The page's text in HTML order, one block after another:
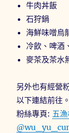
牛肉丼飯
石狩鍋
海鮮味噌烏
冷飲、啤酒
麥茶及茶水
另外也有經營
以下連結前往。
粉絲專頁: 五